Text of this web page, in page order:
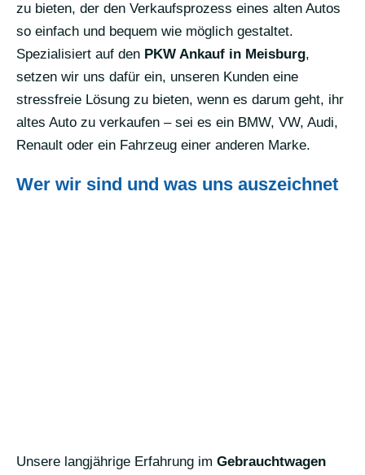
zu bieten, der den Verkaufsprozess eines alten Autos
so einfach und bequem wie möglich gestaltet.
Spezialisiert auf den PKW Ankauf in Meisburg,
setzen wir uns dafür ein, unseren Kunden eine
stressfreie Lösung zu bieten, wenn es darum geht, ihr
altes Auto zu verkaufen – sei es ein BMW, VW, Audi,
Renault oder ein Fahrzeug einer anderen Marke.
Wer wir sind und was uns auszeichnet
Unsere langjährige Erfahrung im Gebrauchtwagen